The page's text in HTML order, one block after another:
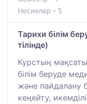
Несиелер - 5
Тарихи білім
тілінде)
Курстың
білім беруде
және пайдалану
кеңейту,